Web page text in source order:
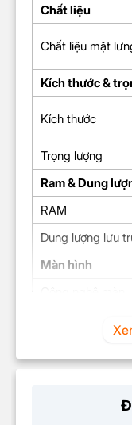
Chất liệu
Chất liệu mặt
Kích thước &
Kích thước
Trọng lượng
Ram & Dung
RAM
Dung lượng lưu
Màn hình
Kiểu màn hình
Màn hình rộng